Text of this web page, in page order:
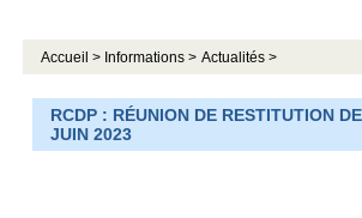
Accueil > Informations > Actualités >
RCDP : RÉUNION DE RESTITUTION
JUIN 2023